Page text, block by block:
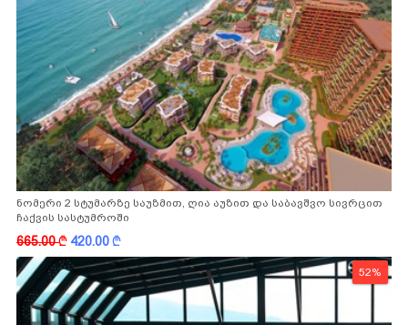
ნომერი 2 სტუმარზე საუზმით, ღია აუზით და საბავშვო სივრცით
ჩაქვის სასტუმროში
665.00k 420.00k
52%